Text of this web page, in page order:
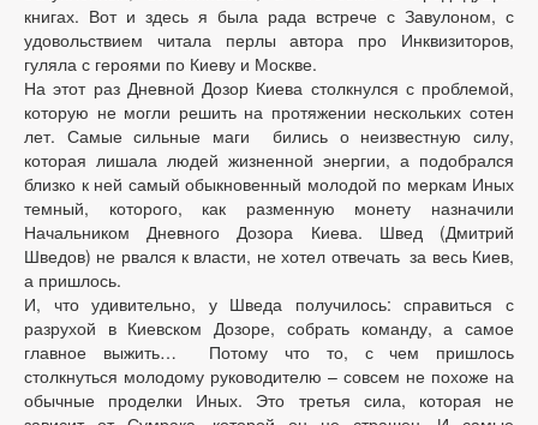
книгах. Вот и здесь я была рада встрече с Завулоном, с
удовольствием читала перлы автора про Инквизиторов,
гуляла с героями по Киеву и Москве.
На этот раз Дневной Дозор Киева столкнулся с проблемой,
которую не могли решить на протяжении нескольких сотен
лет. Самые сильные маги бились о неизвестную силу,
которая лишала людей жизненной энергии, а подобрался
близко к ней самый обыкновенный молодой по меркам Иных
темный, которого, как разменную монету назначили
Начальником Дневного Дозора Киева. Швед (Дмитрий
Шведов) не рвался к власти, не хотел отвечать за весь Киев,
а пришлось.
И, что удивительно, у Шведа получилось: справиться с
разрухой в Киевском Дозоре, собрать команду, а самое
главное выжить… Потому что то, с чем пришлось
столкнуться молодому руководителю – совсем не похоже на
обычные проделки Иных. Это третья сила, которая не